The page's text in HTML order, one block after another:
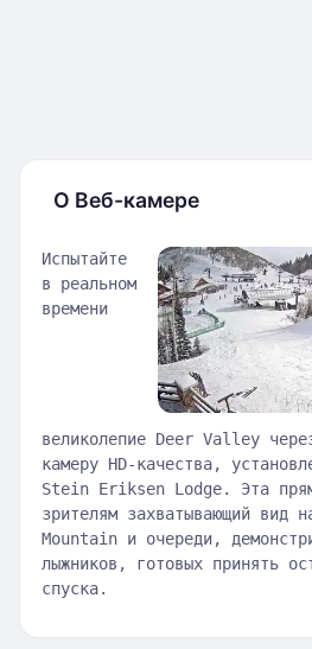
О Веб-камере
Испытайте
в реальном
времени
великолепие Deer Valley
камеру HD-качества,
Stein Eriksen Lodge. Эта
зрителям захватывающий вид
Mountain и очереди,
лыжников, готовых принять
спуска.